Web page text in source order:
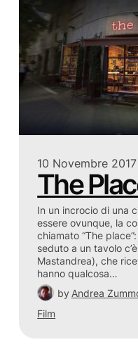
10 Novembre 2017
The
In un incrocio di una
essere ovunque, la
chiamato “The
seduto a un tavolo
Mastandrea), che
hanno qualcosa…
by Andrea
Film